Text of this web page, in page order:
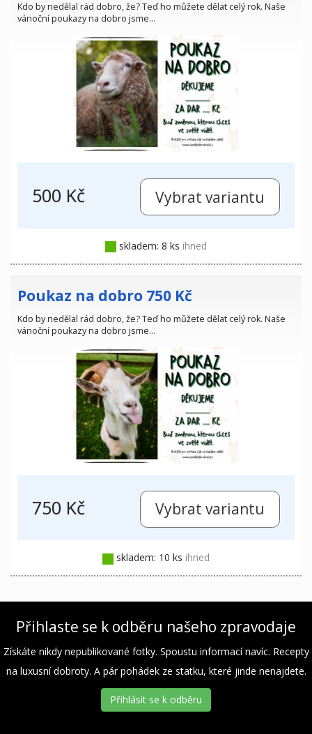
Kdo by nedělal rád dobro, že? Teď ho můžete dělat celý rok. Naše
vánoční poukazy na dobro jsme…
500 Kč
skladem: 8 ks ihned
Poukaz na dobro 750 Kč
Kdo by nedělal rád dobro, že? Teď ho můžete dělat celý rok. Naše
vánoční poukazy na dobro jsme…
750 Kč
skladem: 10 ks ihned
Přihlaste se k odběru našeho zpravodaje
Získáte nikdy nepublikované fotky. Spoustu informací navíc. Recepty
na luxusní dobroty. A pár pohádek ze statku, které jinde nenajdete.
Přihlásit se k odběru